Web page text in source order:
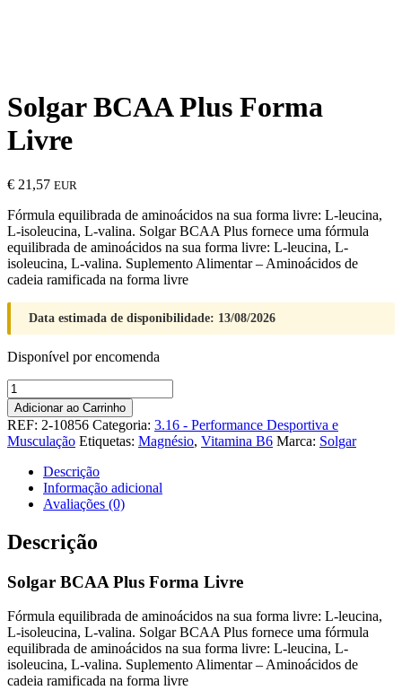
Solgar BCAA Plus Forma
Livre
€ 21,57 EUR
Fórmula equilibrada de aminoácidos na sua forma livre: L-leucina,
L-isoleucina, L-valina. Solgar BCAA Plus fornece uma fórmula
equilibrada de aminoácidos na sua forma livre: L-leucina, L-
isoleucina, L-valina. Suplemento Alimentar – Aminoácidos de
cadeia ramificada na forma livre
Data estimada de disponibilidade: 13/08/2026
Disponível por encomenda
Quantidade
de
Solgar
BCAA
Plus
Forma
Livre
Adicionar ao Carrinho
REF: 2-10856 Categoria: 3.16 - Performance Desportiva e
Musculação Etiquetas: Magnésio, Vitamina B6 Marca: Solgar
Descrição
Informação adicional
Avaliações (0)
Descrição
Solgar BCAA Plus Forma Livre
Fórmula equilibrada de aminoácidos na sua forma livre: L-leucina,
L-isoleucina, L-valina. Solgar BCAA Plus fornece uma fórmula
equilibrada de aminoácidos na sua forma livre: L-leucina, L-
isoleucina, L-valina. Suplemento Alimentar – Aminoácidos de
cadeia ramificada na forma livre